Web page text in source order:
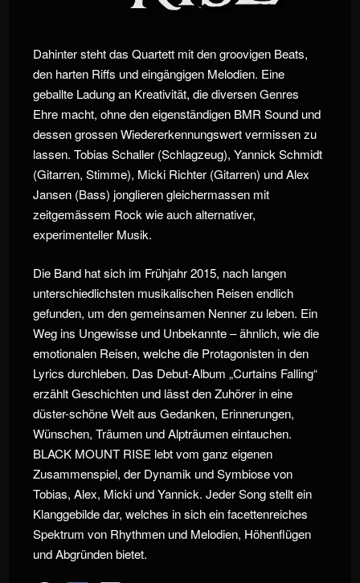
Dahinter steht das Quartett mit den groovigen Beats,
den harten Riffs und eingängigen Melodien. Eine
geballte Ladung an Kreativität, die diversen Genres
Ehre macht, ohne den eigenständigen BMR Sound und
dessen grossen Wiedererkennungswert vermissen zu
lassen. Tobias Schaller (Schlagzeug), Yannick Schmidt
(Gitarren, Stimme), Micki Richter (Gitarren) und Alex
Jansen (Bass) jonglieren gleichermassen mit
zeitgemässem Rock wie auch alternativer,
experimenteller Musik.
Die Band hat sich im Frühjahr 2015, nach langen
unterschiedlichsten musikalischen Reisen endlich
gefunden, um den gemeinsamen Nenner zu leben. Ein
Weg ins Ungewisse und Unbekannte – ähnlich, wie die
emotionalen Reisen, welche die Protagonisten in den
Lyrics durchleben. Das Debut-Album „Curtains Falling“
erzählt Geschichten und lässt den Zuhörer in eine
düster-schöne Welt aus Gedanken, Erinnerungen,
Wünschen, Träumen und Alpträumen eintauchen.
BLACK MOUNT RISE lebt vom ganz eigenen
Zusammenspiel, der Dynamik und Symbiose von
Tobias, Alex, Micki und Yannick. Jeder Song stellt ein
Klanggebilde dar, welches in sich ein facettenreiches
Spektrum von Rhythmen und Melodien, Höhenflügen
und Abgründen bietet.